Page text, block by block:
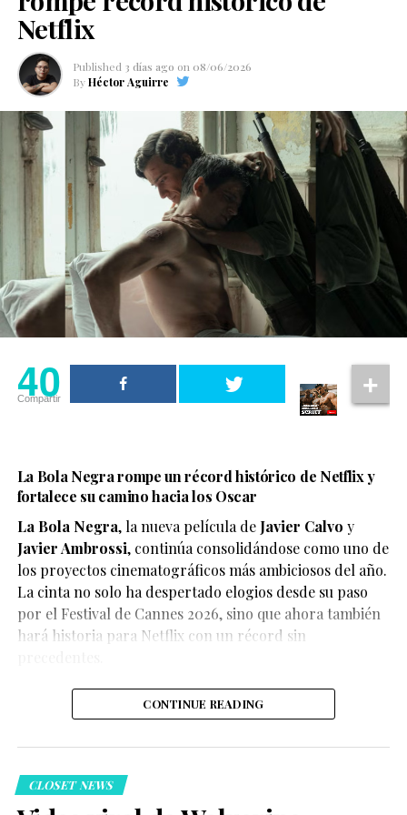
Según el medio estadounidense, Marvel Studios realizó
para interpretar al líder de los mutantes en el esperado
reinicio de la franquicia.
Netflix
Published 3 días ago on 08/06/2026
By Héctor Aguirre
40
Compartir
La Bola Negra rompe un récord histórico de Netflix y
fortalece su camino hacia los Oscar
La Bola Negra, la nueva película de Javier Calvo y
Javier Ambrossi, continúa consolidándose como uno de
los proyectos cinematográficos más ambiciosos del año.
La cinta no solo ha despertado elogios desde su paso
por el Festival de Cannes 2026, sino que ahora también
hará historia para Netflix con un récord sin
CONTINUE READING
CLOSET NEWS